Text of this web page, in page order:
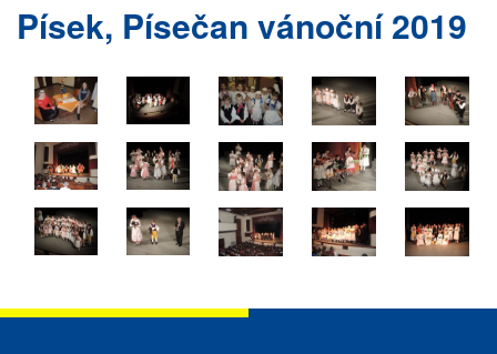
Písek, Písečan vánoční 2019